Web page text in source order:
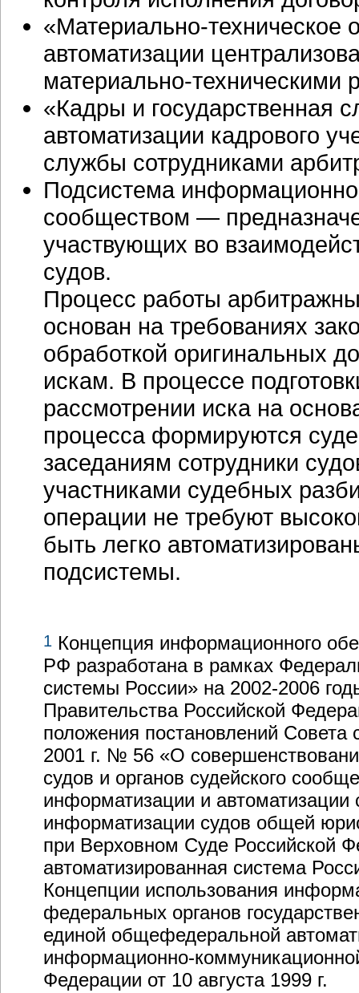
«Материально-техническое
автоматизации
материально-техническими
«Кадры и государственная
автоматизации кадрового
службы сотрудниками
Подсистема
сообществом —
участвующих во
судов.
Процесс работы
основан на требованиях
обработкой оригинальных
искам. В процессе
рассмотрении иска на
процесса формируются
заседаниям сотрудники
участниками судебных
операции не требуют
быть легко
подсистемы.
1 Концепция информационного
РФ разработана в рамках
системы России» на 2002-2006
Правительства Российской
положения постановлений Совета
2001 г. № 56 «О
судов и органов судейского
информатизации и
информатизации судов общей
при Верховном Суде Российской
автоматизированная система
Концепции использования
федеральных органов
единой общефедеральной
информационно-
Федерации от 10 августа 1999 г.